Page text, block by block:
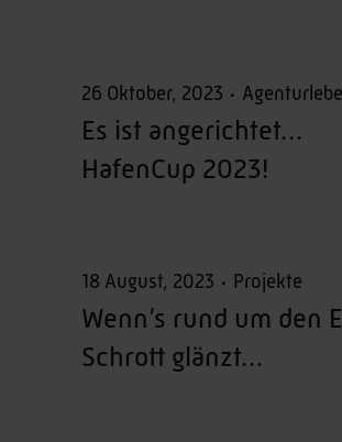
26 Oktober, 2023
Es ist angerichtet…
HafenCup 2023!
18 August, 2023 Projekte
Wenn’s rund um den
Schrott glänzt…